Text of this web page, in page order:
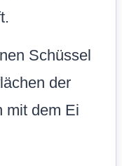
Schüssel
der
mit dem Ei